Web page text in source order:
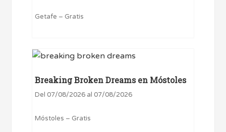
Getafe – Gratis
Breaking Broken Dreams en Móstoles
Del 07/08/2026 al 07/08/2026
Móstoles – Gratis